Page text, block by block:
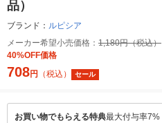
品）
ブランド： ルピシア
メーカー希望小売価格： 1,180円（税込）
40%OFF価格
708円 （税込） セール
お買い物でもらえる特典最大付与率7%